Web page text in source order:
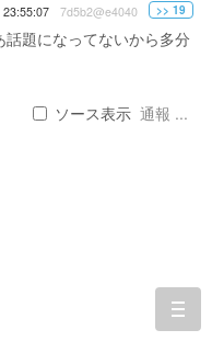
7d5b2@e4040 >> 19
題になってないから多分
ソース表示 通報 ...